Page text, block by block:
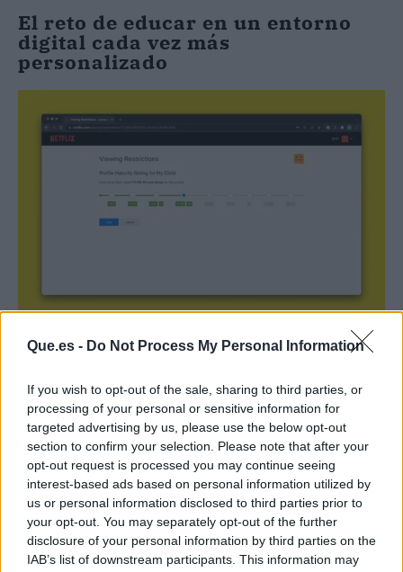
Que.es - Do Not Process My Personal Information
If you wish to opt-out of the sale, sharing to third parties, or
processing of your personal or sensitive information for
targeted advertising by us, please use the below opt-out
section to confirm your selection. Please note that after your
opt-out request is processed you may continue seeing
interest-based ads based on personal information utilized by
us or personal information disclosed to third parties prior to
your opt-out. You may separately opt-out of the further
disclosure of your personal information by third parties on the
IAB’s list of downstream participants. This information may
El reto de educar en un entorno
digital cada vez más
personalizado
desapercibido, y es quela personalización no
es el problema en sí.De hecho, puede ser una
gran aliada si se utiliza bien. El reto real está en
cómo acompañar a los niños en ese entorno
donde todo está diseñado para captar su
atención y mantenerlos dentro el mayor tiempo
posible.